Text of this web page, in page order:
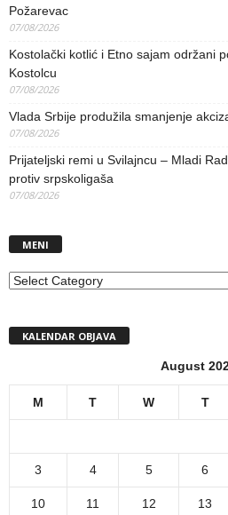
Požarevac
07/08/2026
Kostolački kotlić i Etno sajam održani
Kostolcu
07/08/2026
Vlada Srbije produžila smanjenje
07/08/2026
Prijateljski remi u Svilajncu – Mladi
protiv srpskoligaša
07/08/2026
MENI
MENI
KALENDAR OBJAVA
August
M T W T
3 4 5 6
10 11 12 13